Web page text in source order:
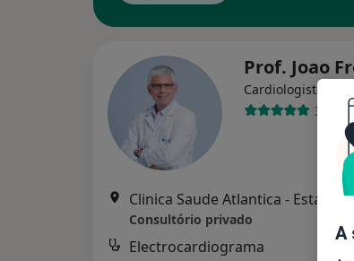
Prof. Joao
Cardiologista
3
Consultório privado
Electrocardiograma
A